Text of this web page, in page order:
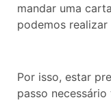
mandar uma
podemos
Por isso, estar
passo